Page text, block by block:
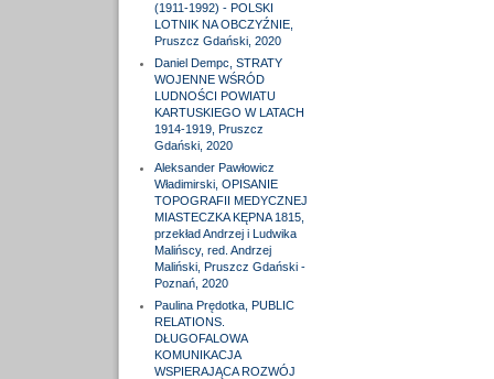
(1911-1992) - POLSKI
LOTNIK NA OBCZYŹNIE,
Pruszcz Gdański, 2020
Daniel Dempc, STRATY
WOJENNE WŚRÓD
LUDNOŚCI POWIATU
KARTUSKIEGO W LATACH
1914-1919, Pruszcz
Gdański, 2020
Aleksander Pawłowicz
Władimirski, OPISANIE
TOPOGRAFII MEDYCZNEJ
MIASTECZKA KĘPNA 1815,
przekład Andrzej i Ludwika
Malińscy, red. Andrzej
Maliński, Pruszcz Gdański -
Poznań, 2020
Paulina Prędotka, PUBLIC
RELATIONS.
DŁUGOFALOWA
KOMUNIKACJA
WSPIERAJĄCA ROZWÓJ